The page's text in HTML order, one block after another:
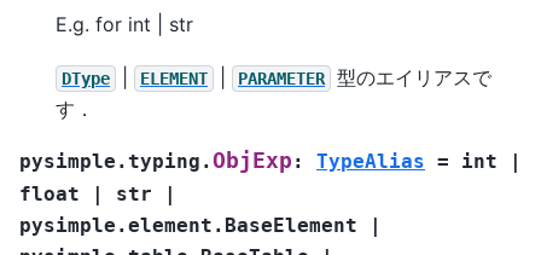
E.g. for int | str
DType ELEMENT PARAMETER
型のエイリアスで
す．
pysimple.typing.ObjExp : TypeAlias = int
|
float
| str
|
pysimple.element.BaseElement
|